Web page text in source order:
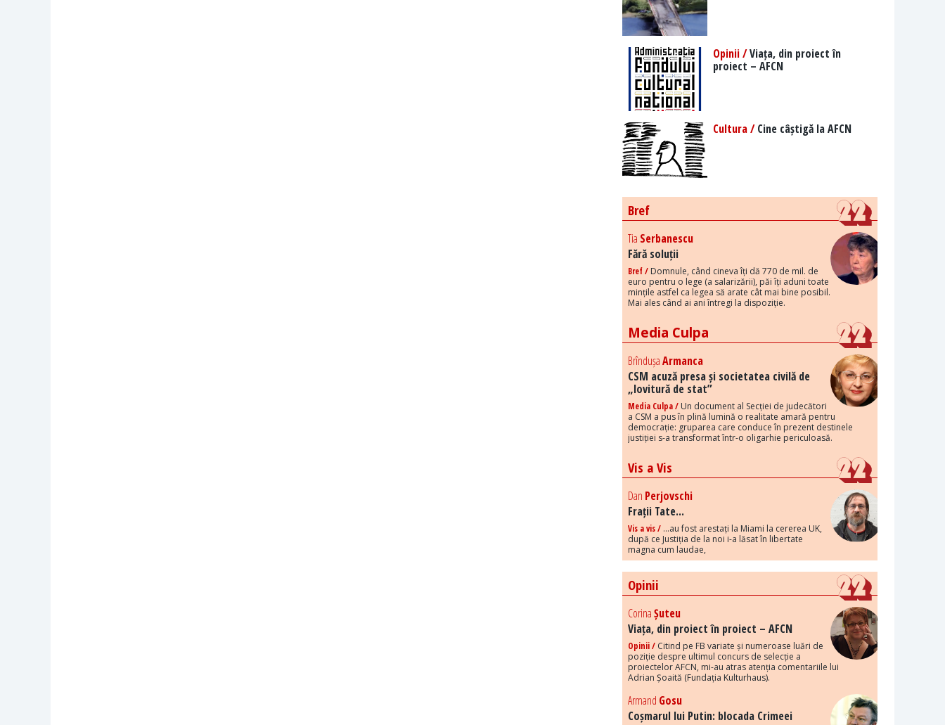
Opinii /Viața, din proiect în
proiect – AFCN
Cultura /Cine câștigă la AFCN
Bref
Tia Serbanescu
Fără soluții
Bref / Domnule, când cineva îți dă 770 de mil. de
euro pentru o lege (a salarizării), păi îți aduni toate
mințile astfel ca legea să arate cât mai bine posibil.
Mai ales când ai ani întregi la dispoziție.
Media Culpa
BrîndușaArmanca
CSM acuză presa și societatea civilă de
„lovitură de stat”
Media Culpa / Un document al Secției de judecători
a CSM a pus în plină lumină o realitate amară pentru
democrație: gruparea care conduce în prezent destinele
justiției s-a transformat într-o oligarhie periculoasă.
Vis a Vis
Dan Perjovschi
Frații Tate...
Vis a vis / ...au fost arestați la Miami la cererea UK,
după ce Justiția de la noi i-a lăsat în libertate
magna cum laudae,
Opinii
CorinaȘuteu
Viața, din proiect în proiect – AFCN
Opinii / Citind pe FB variate și numeroase luări de
poziție despre ultimul concurs de selecție a
proiectelor AFCN, mi-au atras atenția comentariile lui
Adrian Șoaită (Fundația Kulturhaus).
Armand Gosu
Coșmarul lui Putin: blocada Crimeei